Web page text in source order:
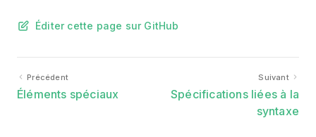
Éditer cette page sur GitHub
Précédent
Éléments spéciaux
Suivant
Spécifications liées à la
syntaxe